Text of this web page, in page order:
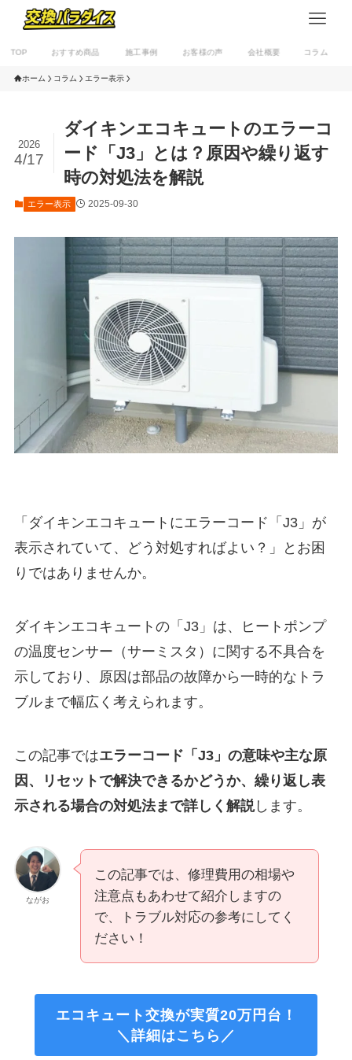
TOP おすすめ商品 施工事例 お客様の声 会社概要 コラム
ホーム コラム エラー表示
ダイキンエコキュートのエラーコ
ード「J3」とは？原因や繰り返す
時の対処法を解説
2026
4/17
エラー表示 2025-09-30
「ダイキンエコキュートにエラーコード「J3」が
表示されていて、どう対処すればよい？」とお困
りではありませんか。
ダイキンエコキュートの「J3」は、ヒートポンプ
の温度センサー（サーミスタ）に関する不具合を
示しており、原因は部品の故障から一時的なトラ
ブルまで幅広く考えられます。
この記事ではエラーコード「J3」の意味や主な原
因、リセットで解決できるかどうか、繰り返し表
示される場合の対処法まで詳しく解説します。
ながお
この記事では、修理費用の相場や
注意点もあわせて紹介しますの
で、トラブル対応の参考にしてく
ださい！
エコキュート交換が実質20万円台！
＼詳細はこちら／